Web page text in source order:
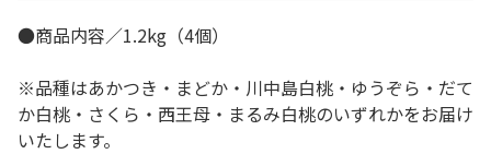
●商品内容／1.2kg（4個）
※品種はあかつき・まどか・川中島白桃・ゆうぞら・だて
か白桃・さくら・西王母・まるみ白桃のいずれかをお届け
いたします。